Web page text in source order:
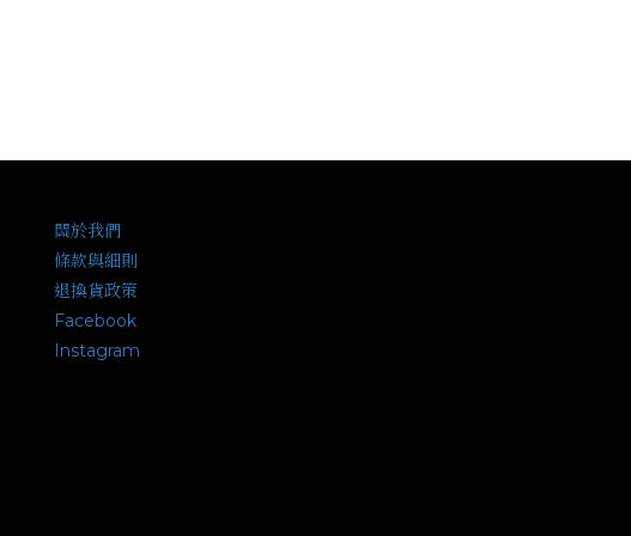
關於我們
條款與細則
退換貨政策
Facebook
Instagram